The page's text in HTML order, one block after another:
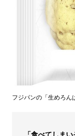
フジパンの「生めろ